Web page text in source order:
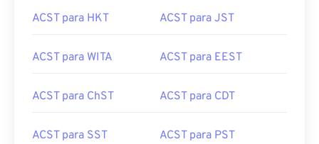
ACST para HKT ACST para JST
ACST para WITA ACST para EEST
ACST para ChST ACST para CDT
ACST para SST ACST para PST